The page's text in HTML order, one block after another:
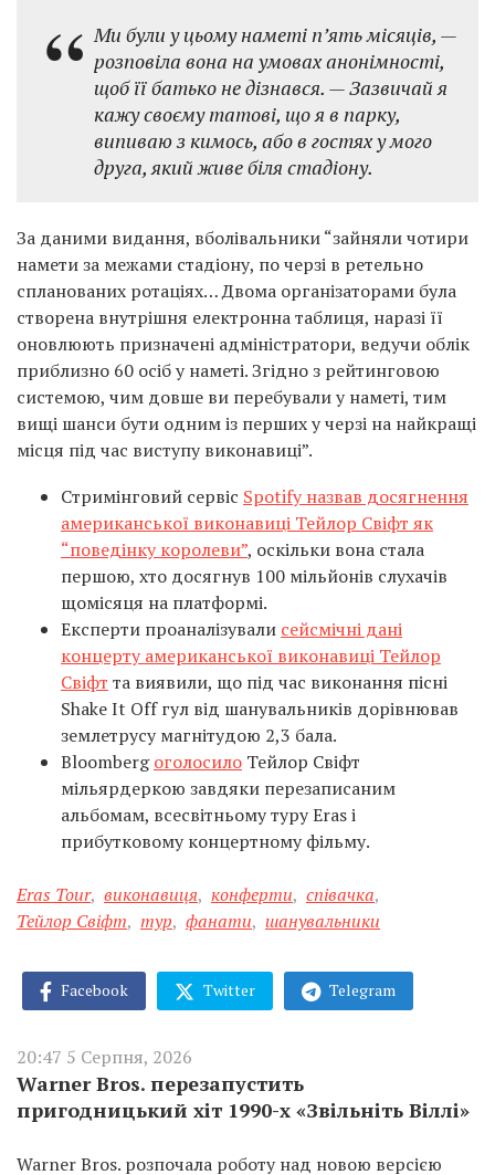
Ми були у цьому наметі п’ять місяців, —
розповіла вона на умовах анонімності,
щоб її батько не дізнався. — Зазвичай я
кажу своєму татові, що я в парку,
випиваю з кимось, або в гостях у мого
друга, який живе біля стадіону.
За даними видання, вболівальники “зайняли чотири
намети за межами стадіону, по черзі в ретельно
спланованих ротаціях… Двома організаторами була
створена внутрішня електронна таблиця, наразі її
оновлюють ​​призначені адміністратори, ведучи облік
приблизно 60 осіб у ​​наметі. Згідно з рейтинговою
системою, чим довше ви перебували у наметі, тим
вищі шанси бути одним із перших у черзі на найкращі
місця під час виступу виконавиці”.
Стримінговий сервіс Spotify назвав досягнення
американської виконавиці Тейлор Свіфт як
“поведінку королеви”, оскільки вона стала
першою, хто досягнув 100 мільйонів слухачів
щомісяця на платформі.
Експерти проаналізували сейсмічні дані
концерту американської виконавиці Тейлор
Свіфт та виявили, що під час виконання пісні
Shake It Off гул від шанувальників дорівнював
землетрусу магнітудою 2,3 бала.
Bloombergоголосило Тейлор Свіфт
мільярдеркою завдяки перезаписаним
альбомам, всесвітньому туру Eras і
прибутковому концертному фільму.
Eras Tour, виконавиця, конферти, співачка,
Тейлор Свіфт, тур, фанати, шанувальники
Facebook Twitter Telegram
20:47 5 Серпня, 2026
Warner Bros. перезапустить
пригодницький хіт 1990-х «Звільніть Віллі»
Warner Bros. розпочала роботу над новою версією